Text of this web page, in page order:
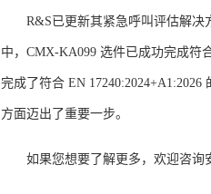
R&S 已更新其紧急呼叫评估解决
中， CMX-KA099 选件已成功完成符
完成了符合 EN 17240:2024+A1:2026
方面迈出了重要一步。
如果您想要了解更多，欢迎咨询